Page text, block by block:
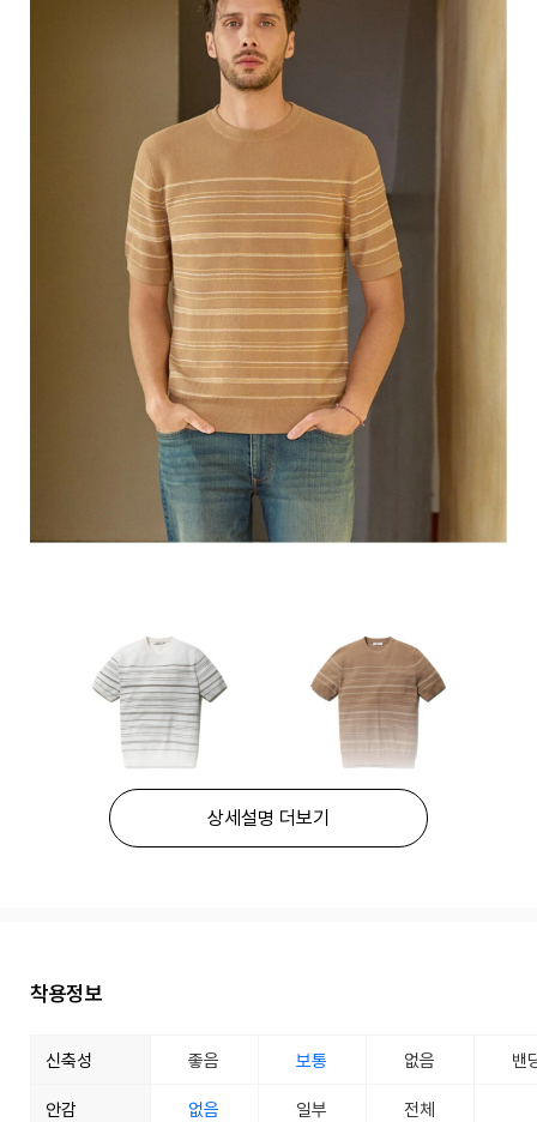
상세설명 더보기
착용정보
신축성 좋음 보통 없음 밴
안감 없음 일부 전체